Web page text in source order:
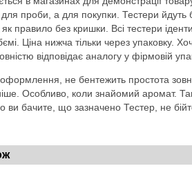
проби, а для покупки. Тестери йдуть
як правило без кришки. Всі тестери
Ціна нижча тільки через упаковку.
відповідає аналогу у фірмовій
не бентежить простота
Особливо, коли знайомий аромат.
ви бачите, що зазначено Тестер, не